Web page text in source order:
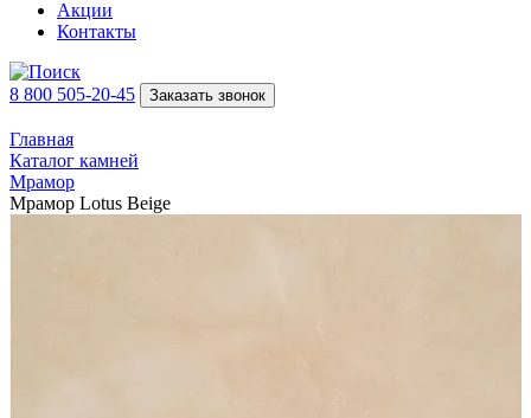
Акции
Контакты
8 800 505-20-45 Заказать звонок
Главная
Каталог камней
Мрамор
Мрамор Lotus Beige